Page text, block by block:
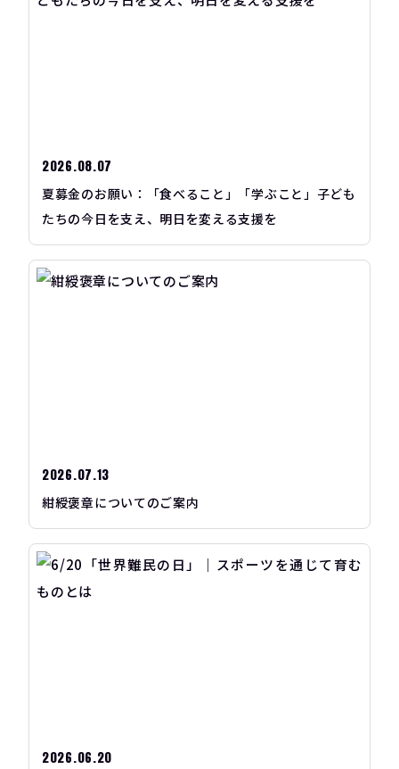
2026.08.07
夏募金のお願い：「食べること」「学ぶこと」子ども
たちの今日を支え、明日を変える支援を
2026.07.13
紺綬褒章についてのご案内
2026.06.20